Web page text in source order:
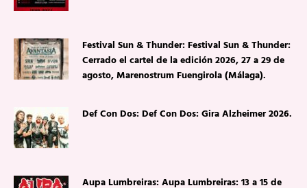
Festival Sun & Thunder: Festival Sun & Thunder:
Cerrado el cartel de la edición 2026, 27 a 29 de
agosto, Marenostrum Fuengirola (Málaga).
Def Con Dos: Def Con Dos: Gira Alzheimer 2026.
Aupa Lumbreiras: Aupa Lumbreiras: 13 a 15 de